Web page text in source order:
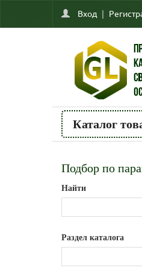
Вход |
Каталог
Подбор по
Найти
Раздел каталога